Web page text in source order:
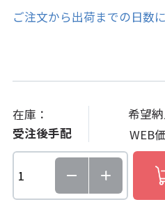
ご注文から出荷までの日数
在庫：
受注後手配
希望
WEB